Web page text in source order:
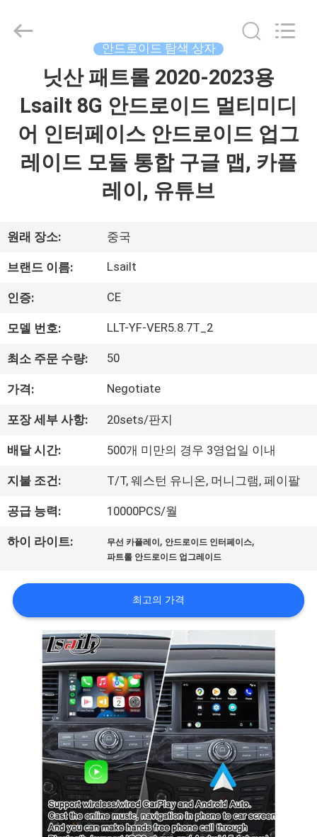
제
영
상
우
리
에
대
하
여
공
장
행
2015
안드로이드 탐색 상자
닛산 패트롤 2020-2023용
Lsailt 8G 안드로이드 멀티미디
어 인터페이스 안드로이드 업그
레이드 모듈 통합 구글 맵, 카플
레이, 유튜브
원래 장소: 중국
브랜드 이름: Lsailt
인증: CE
모델 번호: LLT-YF-VER5.8.7T_2
최소 주문 수량: 50
가격: Negotiate
포장 세부 사항: 20sets/판지
배달 시간: 500개 미만의 경우 3영업일 이내
지불 조건: T/T, 웨스턴 유니온, 머니그램, 페이팔
공급 능력: 10000PCS/월
하이 라이트: 무선 카플레이 , 안드로이드 인터페이스,
파트롤 안드로이드 업그레이드
최고의 가격